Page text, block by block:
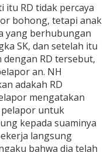
itu RD tidak percaya
bohong, tetapi anak
yang berhubungan
SK, dan setelah itu
RD tersebut,
an. NH
adakah RD
mengatakan
untuk
kepada suaminya
langsung
bahwa dia telah